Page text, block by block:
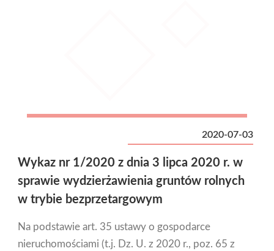
2020-07-03
Wykaz nr 1/2020 z dnia 3 lipca 2020 r. w
sprawie wydzierżawienia gruntów rolnych
w trybie bezprzetargowym
Na podstawie art. 35 ustawy o gospodarce
nieruchomościami (t.j. Dz. U. z 2020 r., poz. 65 z